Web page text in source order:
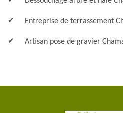
Entreprise de terrassement
Artisan pose de gravier